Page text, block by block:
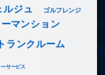
ルジュ ゴルフレンジ
マンション
トランクルーム
サービス